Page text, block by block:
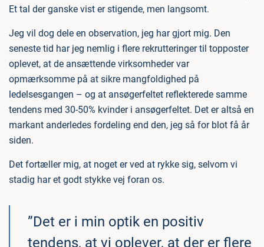
Et tal der ganske vist er stigende, men langsomt.
Jeg vil dog dele en observation, jeg har gjort mig. Den
seneste tid har jeg nemlig i flere rekrutteringer til topposter
oplevet, at de ansættende virksomheder var
opmærksomme på at sikre mangfoldighed på
ledelsesgangen – og at ansøgerfeltet reflekterede samme
tendens med 30-50% kvinder i ansøgerfeltet. Det er altså en
markant anderledes fordeling end den, jeg så for blot få år
siden.
Det fortæller mig, at noget er ved at rykke sig, selvom vi
stadig har et godt stykke vej foran os.
”Det er i min optik en positiv
tendens, at vi oplever, at der er flere